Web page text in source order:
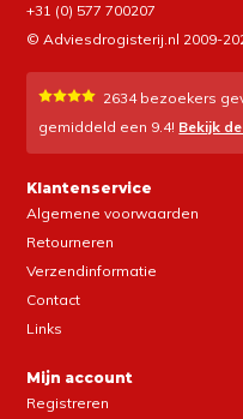
+31 (0) 577 700207
© Adviesdrogisterij.nl 2009-
2634bezoekers
gemiddeld een 9.4! Bekijk
Klantenservice
Algemene voorwaarden
Retourneren
Verzendinformatie
Contact
Links
Mijn account
Registreren